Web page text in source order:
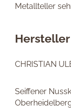
Metallteller
Hersteller
CHRISTIAN
Seiffener